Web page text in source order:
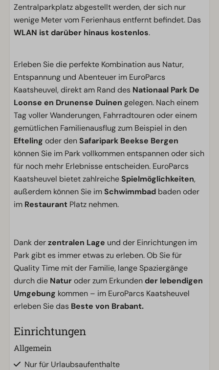
Zentralparkplatz abgestellt werden, der sich nur
wenige Meter vom Ferienhaus entfernt befindet. Das
WLAN ist darüber hinaus kostenlos.
Erleben Sie die perfekte Kombination aus Natur,
Entspannung und Abenteuer im EuroParcs
Kaatsheuvel, direkt am Rand des Nationaal Park De
Loonse en Drunense Duinen gelegen. Nach einem
Tag voller Wanderungen, Fahrradtouren oder einem
gemütlichen Familienausflug zum Beispiel in den
Efteling oder den Safaripark Beekse Bergen
können Sie im Park vollkommen entspannen oder sich
für noch mehr Erlebnisse entscheiden. EuroParcs
Kaatsheuvel bietet zahlreiche Spielmöglichkeiten,
außerdem können Sie im Schwimmbad baden oder
im Restaurant Platz nehmen.
Dank derzentralen Lage und der Einrichtungen im
Park gibt es immer etwas zu erleben. Ob Sie für
Quality Time mit der Familie, lange Spaziergänge
durch die Naturoder zum Erkundender lebendigen
Umgebung kommen – im EuroParcs Kaatsheuvel
erleben Sie das Beste von Brabant.
Einrichtungen
Allgemein
Nur für Urlaubsaufenthalte